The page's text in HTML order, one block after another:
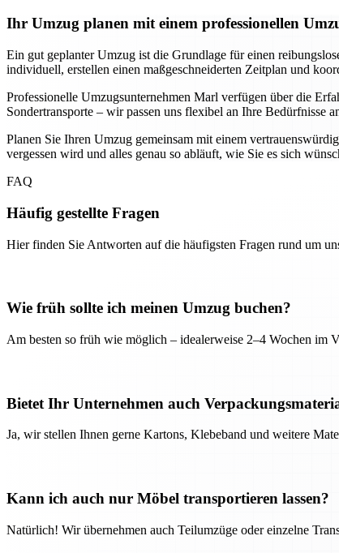
Ihr Umzug planen mit einem professionellen
Ein gut geplanter Umzug ist die Grundlage für einen
individuell, erstellen einen maßgeschneiderten Zeitplan und
Professionelle Umzugsunternehmen Marl verfügen über die
Sondertransporte – wir passen uns flexibel an Ihre Bedürfnisse
Planen Sie Ihren Umzug gemeinsam mit einem
vergessen wird und alles genau so abläuft, wie Sie es sich
FAQ
Häufig gestellte Fragen
Hier finden Sie Antworten auf die häufigsten Fragen rund um
Wie früh sollte ich meinen Umzug buchen?
Am besten so früh wie möglich – idealerweise 2–4 Wochen im
Bietet Ihr Unternehmen auch
Ja, wir stellen Ihnen gerne Kartons, Klebeband und weitere
Kann ich auch nur Möbel transportieren lassen?
Natürlich! Wir übernehmen auch Teilumzüge oder einzelne